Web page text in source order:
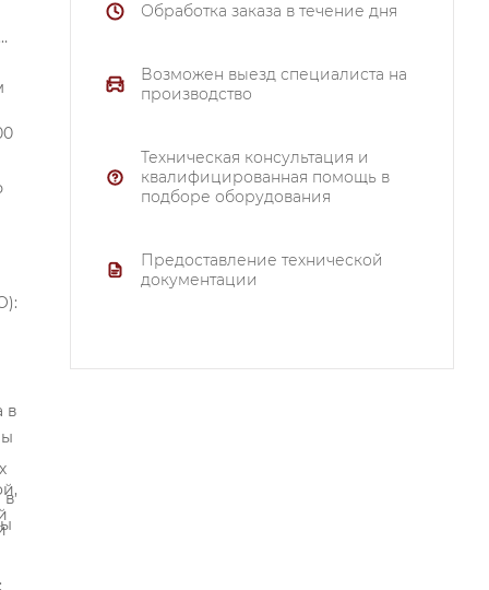
Обработка заказа в течение дня
Возможен выезд специалиста на
производство
Техническая консультация и
квалифицированная помощь в
подборе оборудования
Предоставление технической
документации
в
в